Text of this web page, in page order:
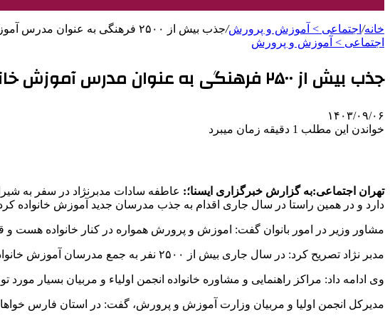
خانه/ اجتماعی > آموزش و پرورش/جذب بیش از ۲۵۰۰ فرهنگی به عنوان مدرس آموزش خانواده
اجتماعی > آموزش و پرورش
جذب بیش از ۲۵۰۰ فرهنگی به عنوان مدرس آموزش خانواده
۱۴۰۳/۰۹/۰۶
خواندن این مطلب 1 دقیقه زمان میبرد
تهران اجتماعی:به گزارش خبرگزاری ایسنا؛: عاطفه سادات مدبرنژاد در سفر به
دارد و در همین راستا در سال جاری اقدام به جذب مدرسان جدید آموزش خانواده
مشاور وزیر در امور بانوان گفت: اموزش و پرورش همواره در کنار خانواده هست و
مدبر نژاد تصریح کرد: در سال جاری بیش از ۲۵۰۰ نفر به جمع مدرسان آموزش خانواده اضافه شدند.
وی ادامه داد: مراکز راهنمایی و مشاوره خانواده انجمن اولیاء و مربیان بسیار
مدیرکل انجمن اولیا و مربیان وزارت آموزش و پرورش، گفت: در استان فارس